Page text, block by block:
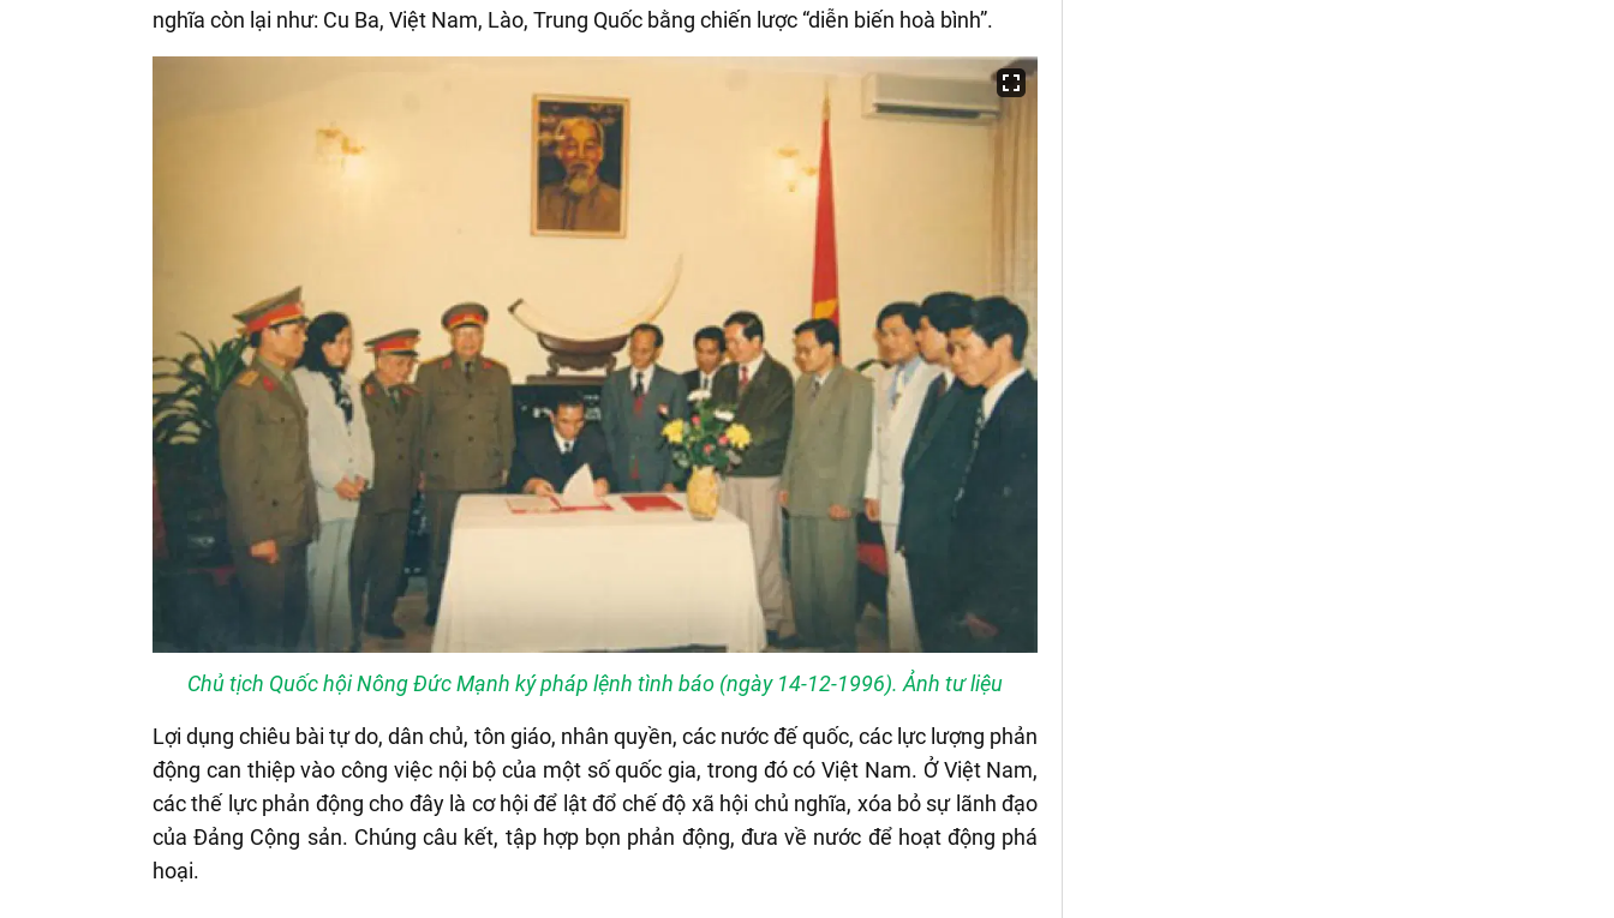
nghĩa còn lại như: Cu Ba, Việt Nam, Lào, Trung Quốc bằng chiến lược “diễn biến hoà bình”.
Chủ tịch Quốc hội Nông Đức Mạnh ký pháp lệnh tình báo (ngày 14-12-1996). Ảnh tư liệu
Lợi dụng chiêu bài tự do, dân chủ, tôn giáo, nhân quyền, các nước đế quốc, các lực lượng phản
động can thiệp vào công việc nội bộ của một số quốc gia, trong đó có Việt Nam. Ở Việt Nam,
các thế lực phản động cho đây là cơ hội để lật đổ chế độ xã hội chủ nghĩa, xóa bỏ sự lãnh đạo
của Đảng Cộng sản. Chúng câu kết, tập hợp bọn phản động, đưa về nước để hoạt động phá
hoại.